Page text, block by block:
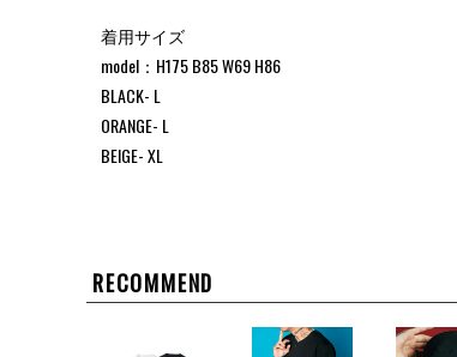
着用サイズ
model：H175 B85 W69 H86
BLACK- L
ORANGE- L
BEIGE- XL
RECOMMEND